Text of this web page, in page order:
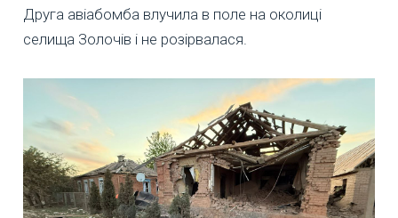
Друга авіабомба влучила в поле на околиці
селища Золочів і не розірвалася.